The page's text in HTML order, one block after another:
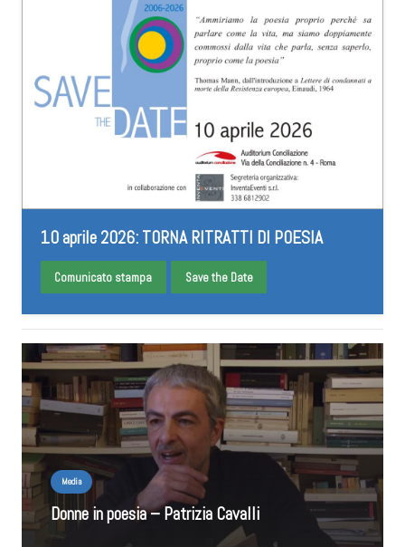
10 aprile 2026: TORNA RITRATTI DI POESIA
Comunicato stampa Save the Date
Media
Donne in poesia – Patrizia Cavalli